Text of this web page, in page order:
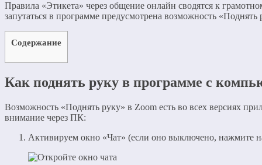
Правила «Этикета» через общение онлайн сводятся к
запутаться в программе предусмотрена возможность
Содержание
Как поднять руку в программе с
Возможность «Поднять руку» в Zoom есть во всех версиях
внимание через ПК:
Активируем окно «Чат» (если оно выключено, нажмите